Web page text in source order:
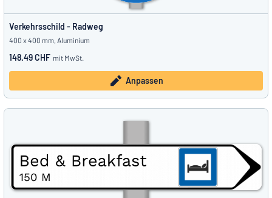
Verkehrsschild - Radweg
400 x 400 mm, Aluminium
148.49 CHF mit MwSt.
Anpassen